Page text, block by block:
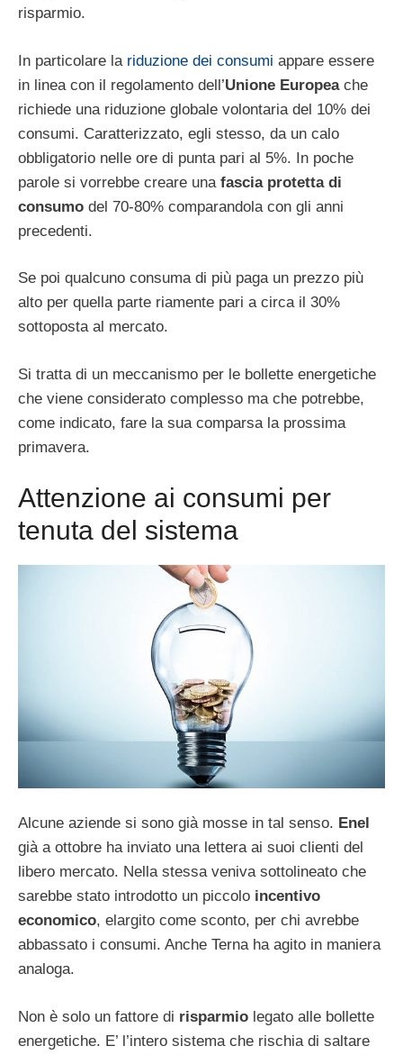
risparmio.
In particolare la riduzione dei consumi appare essere
in linea con il regolamento dell’Unione Europeache
richiede una riduzione globale volontaria del 10% dei
consumi. Caratterizzato, egli stesso, da un calo
obbligatorio nelle ore di punta pari al 5%. In poche
parole si vorrebbe creare unafascia protetta di
consumo del 70-80% comparandola con gli anni
precedenti.
Se poi qualcuno consuma di più paga un prezzo più
alto per quella parte riamente pari a circa il 30%
sottoposta al mercato.
Si tratta di un meccanismo per le bollette energetiche
che viene considerato complesso ma che potrebbe,
come indicato, fare la sua comparsa la prossima
primavera.
Attenzione ai consumi per
tenuta del sistema
Alcune aziende si sono già mosse in tal senso. Enel
già a ottobre ha inviato una lettera ai suoi clienti del
libero mercato. Nella stessa veniva sottolineato che
sarebbe stato introdotto un piccolo incentivo
economico, elargito come sconto, per chi avrebbe
abbassato i consumi. Anche Terna ha agito in maniera
analoga.
Non è solo un fattore di risparmio legato alle bollette
energetiche. E’ l’intero sistema che rischia di saltare